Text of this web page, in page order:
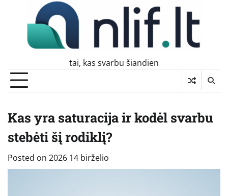
tai, kas svarbu šiandien
Kas yra saturacija ir kodėl svarbu
stebėti šį rodiklį?
Posted on 2026 14 birželio